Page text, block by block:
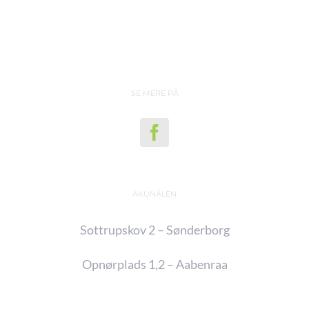
SE MERE PÅ
AKUNÅLEN
Sottrupskov 2 – Sønderborg
Opnørplads 1,2 – Aabenraa